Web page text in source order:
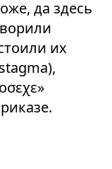
да здесь
их